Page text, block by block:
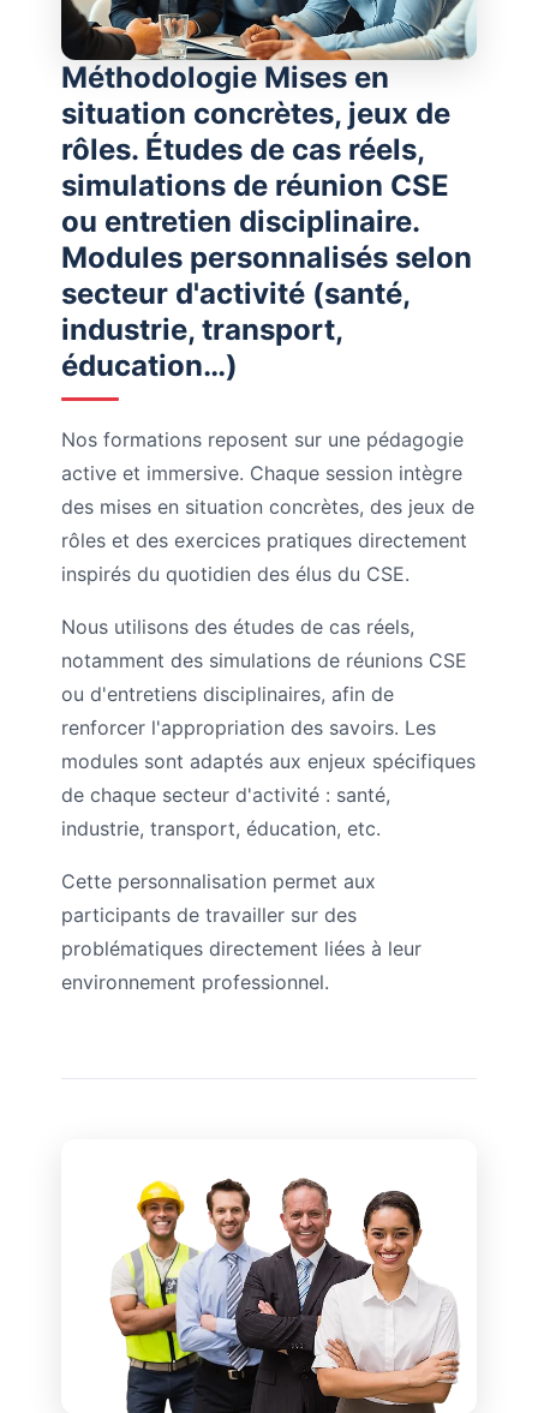
Méthodologie Mises en
situation concrètes, jeux de
rôles. Études de cas réels,
simulations de réunion CSE
ou entretien disciplinaire.
Modules personnalisés selon
secteur d'activité (santé,
industrie, transport,
éducation…)
Nos formations reposent sur une pédagogie
active et immersive. Chaque session intègre
des mises en situation concrètes, des jeux de
rôles et des exercices pratiques directement
inspirés du quotidien des élus du CSE.
Nous utilisons des études de cas réels,
notamment des simulations de réunions CSE
ou d'entretiens disciplinaires, afin de
renforcer l'appropriation des savoirs. Les
modules sont adaptés aux enjeux spécifiques
de chaque secteur d'activité : santé,
industrie, transport, éducation, etc.
Cette personnalisation permet aux
participants de travailler sur des
problématiques directement liées à leur
environnement professionnel.